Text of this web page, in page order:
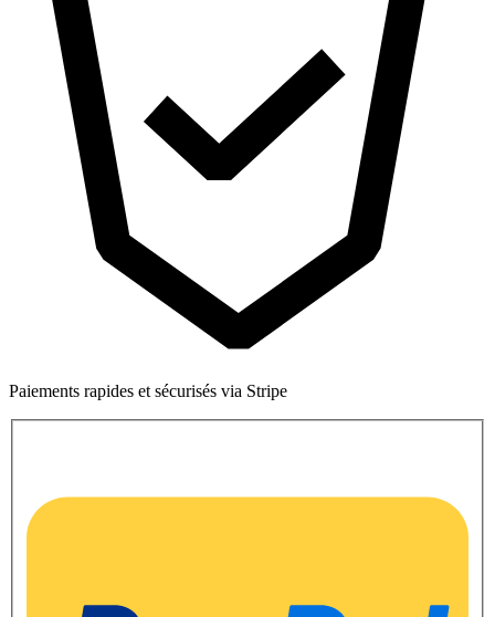
Paiements rapides et sécurisés via Stripe